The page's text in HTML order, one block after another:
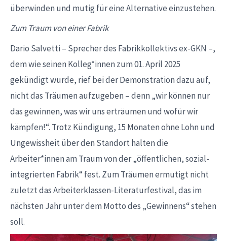
überwinden und mutig für eine Alternative einzustehen.
Zum Traum von einer Fabrik
Dario Salvetti – Sprecher des Fabrikkollektivs ex-GKN –,
dem wie seinen Kolleg*innen zum 01. April 2025
gekündigt wurde, rief bei der Demonstration dazu auf,
nicht das Träumen aufzugeben – denn „wir können nur
das gewinnen, was wir uns erträumen und wofür wir
kämpfen!“. Trotz Kündigung, 15 Monaten ohne Lohn und
Ungewissheit über den Standort halten die
Arbeiter*innen am Traum von der „öffentlichen, sozial-
integrierten Fabrik“ fest. Zum Träumen ermutigt nicht
zuletzt das Arbeiterklassen-Literaturfestival, das im
nächsten Jahr unter dem Motto des „Gewinnens“ stehen
soll.